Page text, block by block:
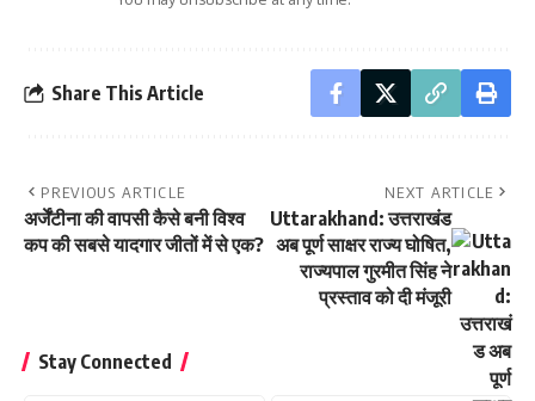
Share This Article
PREVIOUS ARTICLE
अर्जेंटीना की वापसी कैसे बनी विश्व
कप की सबसे यादगार जीतों में से एक?
NEXT ARTICLE
Uttarakhand: उत्तराखंड
अब पूर्ण साक्षर राज्य घोषित,
राज्यपाल गुरमीत सिंह ने
प्रस्ताव को दी मंजूरी
Stay Connected